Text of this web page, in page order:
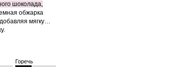
шоколада,
обжарка
мягкую
Горечь